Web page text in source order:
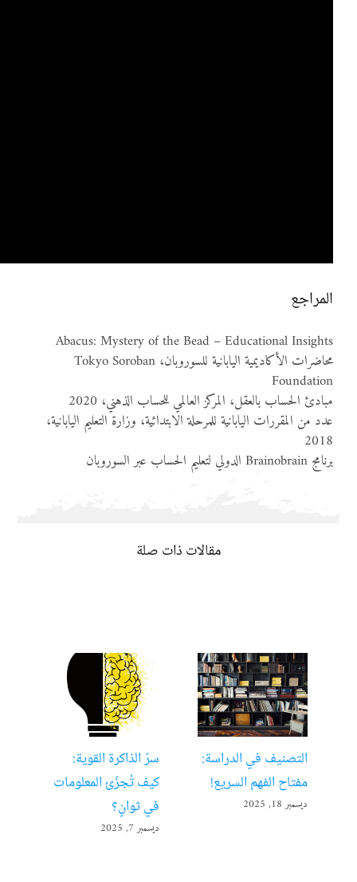
المراجع
Abacus: Mystery of the Bead – Educational Insights
محاضرات الأكاديمية اليابانية للسوروبان، Tokyo Soroban
Foundation
مبادئ الحساب بالعقل، المركز العالمي للحساب الذهني، 2020
عدد من المقررات اليابانية للمرحلة الابتدائية، وزارة التعليم اليابانية،
2018
برنامج Brainobrain الدولي لتعليم الحساب عبر السوروبان
مقالات ذات صلة
التصنيف في الدراسة:
مفتاح الفهم السريع!
ديسمبر 18, 2025
سرّ الذاكرة القوية:
كيف تُجزّئ المعلومات
في ثوانٍ؟
ديسمبر 7, 2025